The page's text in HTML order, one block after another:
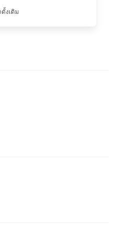
ดั้งเดิม